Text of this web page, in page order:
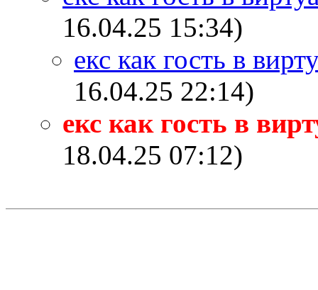
16.04.25 15:34)
екс как гость в
16.04.25 22:14)
екс как гость в
18.04.25 07:12)